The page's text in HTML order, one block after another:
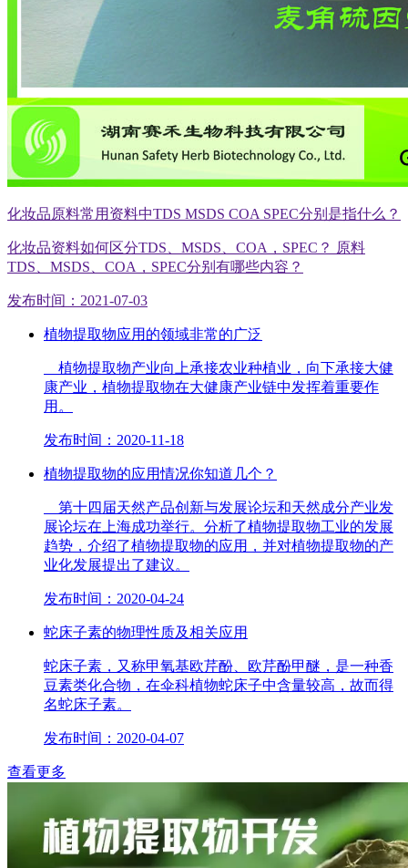
化妆品原料常用资料中TDS MSDS COA SPEC分别是指什么？
化妆品资料如何区分TDS、MSDS、COA，SPEC？ 原料
TDS、MSDS、COA，SPEC分别有哪些内容？
发布时间：2021-07-03
植物提取物应用的领域非常的广泛
植物提取物产业向上承接农业种植业，向下承接大健
康产业，植物提取物在大健康产业链中发挥着重要作
用。
发布时间：2020-11-18
植物提取物的应用情况你知道几个？
第十四届天然产品创新与发展论坛和天然成分产业发
展论坛在上海成功举行。分析了植物提取物工业的发展
趋势，介绍了植物提取物的应用，并对植物提取物的产
业化发展提出了建议。
发布时间：2020-04-24
蛇床子素的物理性质及相关应用
蛇床子素，又称甲氧基欧芹酚、欧芹酚甲醚，是一种香
豆素类化合物，在伞科植物蛇床子中含量较高，故而得
名蛇床子素。
发布时间：2020-04-07
查看更多